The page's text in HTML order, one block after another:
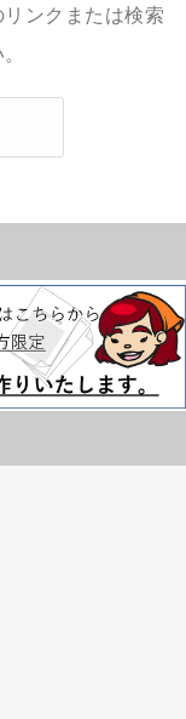
ンクまたは検索